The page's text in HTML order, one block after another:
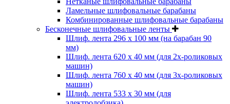
Ламельные шлифовальные барабаны
Комбинированные шлифовальные барабаны
Бесконечные шлифовальные ленты
Шлиф. лента 296 х 100 мм (на барабан 90
мм)
Шлиф. лента 620 х 40 мм (для 2х-роликовых
машин)
Шлиф. лента 760 х 40 мм (для 3х-роликовых
машин)
Шлиф. лента 533 х 30 мм (для